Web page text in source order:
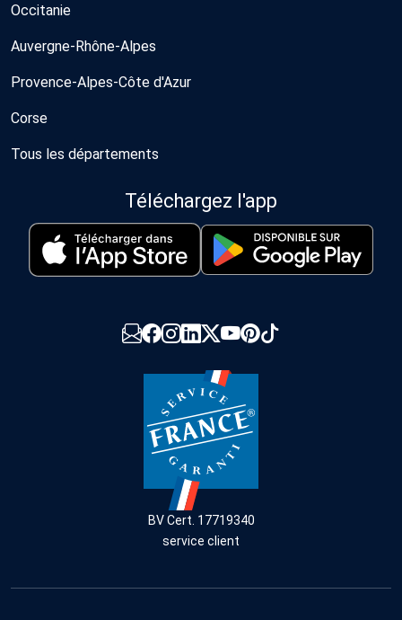
Occitanie
Auvergne-Rhône-Alpes
Provence-Alpes-Côte d'Azur
Corse
Tous les départements
Téléchargez l'app
BV Cert. 17719340
service client